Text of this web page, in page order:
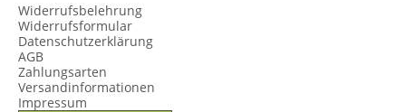
Widerrufsbelehrung
Widerrufsformular
Datenschutzerklärung
AGB
Zahlungsarten
Versandinformationen
Impressum